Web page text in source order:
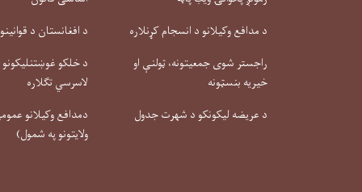
د مدافع وکیلانو د انسجام کړنلاره
راجستر شوی جمعیتونه، ټولنې او
خیریه بنسټونه
د عریضه لیکونکو د شهرت جدول
د افغانستان د
د خلکو غوښتنلیکونو
لاسرسي تګلاره
دمدافع وکیلانو
ولایتونو په شمول)